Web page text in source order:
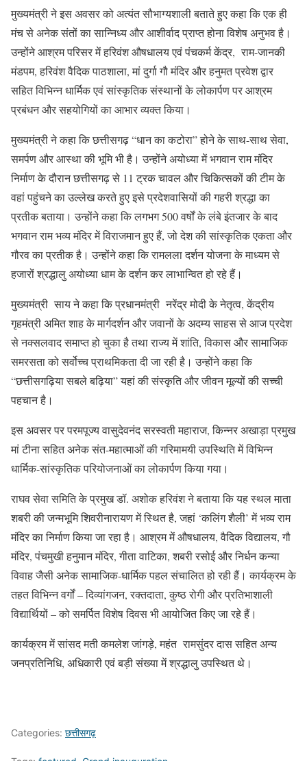
मुख्यमंत्री ने इस अवसर को अत्यंत सौभाग्यशाली बताते हुए कहा कि एक ही
मंच से अनेक संतों का सान्निध्य और आशीर्वाद प्राप्त होना विशेष अनुभव है।
उन्होंने आश्रम परिसर में हरिवंश औषधालय एवं पंचकर्म केंद्र, राम-जानकी
मंडपम, हरिवंश वैदिक पाठशाला, मां दुर्गा गौ मंदिर और हनुमत प्रवेश द्वार
सहित विभिन्न धार्मिक एवं सांस्कृतिक संस्थानों के लोकार्पण पर आश्रम
प्रबंधन और सहयोगियों का आभार व्यक्त किया।
मुख्यमंत्री ने कहा कि छत्तीसगढ़ “धान का कटोरा” होने के साथ-साथ सेवा,
समर्पण और आस्था की भूमि भी है। उन्होंने अयोध्या में भगवान राम मंदिर
निर्माण के दौरान छत्तीसगढ़ से 11 ट्रक चावल और चिकित्सकों की टीम के
वहां पहुंचने का उल्लेख करते हुए इसे प्रदेशवासियों की गहरी श्रद्धा का
प्रतीक बताया। उन्होंने कहा कि लगभग 500 वर्षों के लंबे इंतजार के बाद
भगवान राम भव्य मंदिर में विराजमान हुए हैं, जो देश की सांस्कृतिक एकता और
गौरव का प्रतीक है। उन्होंने कहा कि रामलला दर्शन योजना के माध्यम से
हजारों श्रद्धालु अयोध्या धाम के दर्शन कर लाभान्वित हो रहे हैं।
मुख्यमंत्री साय ने कहा कि प्रधानमंत्री नरेंद्र मोदी के नेतृत्व, केंद्रीय
गृहमंत्री अमित शाह के मार्गदर्शन और जवानों के अदम्य साहस से आज प्रदेश
से नक्सलवाद समाप्त हो चुका है तथा राज्य में शांति, विकास और सामाजिक
समरसता को सर्वोच्च प्राथमिकता दी जा रही है। उन्होंने कहा कि
“छत्तीसगढ़िया सबले बढ़िया” यहां की संस्कृति और जीवन मूल्यों की सच्ची
पहचान है।
इस अवसर पर परमपूज्य वासुदेवनंद सरस्वती महाराज, किन्नर अखाड़ा प्रमुख
मां टीना सहित अनेक संत-महात्माओं की गरिमामयी उपस्थिति में विभिन्न
धार्मिक-सांस्कृतिक परियोजनाओं का लोकार्पण किया गया।
राघव सेवा समिति के प्रमुख डॉ. अशोक हरिवंश ने बताया कि यह स्थल माता
शबरी की जन्मभूमि शिवरीनारायण में स्थित है, जहां ‘कलिंग शैली’ में भव्य राम
मंदिर का निर्माण किया जा रहा है। आश्रम में औषधालय, वैदिक विद्यालय, गौ
मंदिर, पंचमुखी हनुमान मंदिर, गीता वाटिका, शबरी रसोई और निर्धन कन्या
विवाह जैसी अनेक सामाजिक-धार्मिक पहल संचालित हो रही हैं। कार्यक्रम के
तहत विभिन्न वर्गों – दिव्यांगजन, रक्तदाता, कुष्ठ रोगी और प्रतिभाशाली
विद्यार्थियों – को समर्पित विशेष दिवस भी आयोजित किए जा रहे हैं।
कार्यक्रम में सांसद मती कमलेश जांगड़े, महंत रामसुंदर दास सहित अन्य
जनप्रतिनिधि, अधिकारी एवं बड़ी संख्या में श्रद्धालु उपस्थित थे।
Categories: छत्तीसगढ़